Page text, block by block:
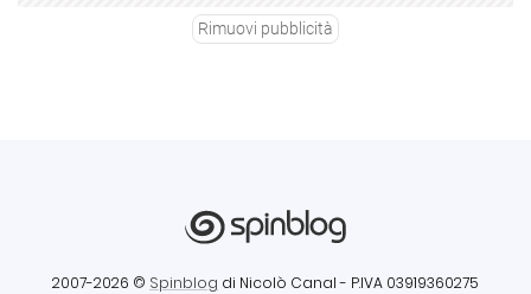
Rimuovi pubblicità
2007-2026 © Spinblog di Nicolò Canal - P.IVA 03919360275